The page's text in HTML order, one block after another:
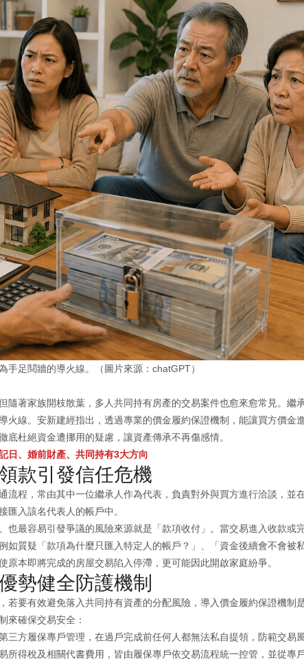
足鬩牆的導火線。（圖片來源：chatGPT）
隨著家族開枝散葉，多人共同持有房產的交易案件也愈來愈常見。繼
火線。安新建經指出，透過專業的價金履約保證機制，能讓買方價金
杜絕資金遭挪用的疑慮，讓資產傳承不再傷感情。
日、婚前財產、共同持有3大方向
款引發信任危機
流程，常由其中一位繼承人作為代表，負責對外與買方進行洽談，並
匯入該名代表人的帳戶中。
也最容易引發爭議的風險來源就是「款項收付」。當交易進入收款或
如質疑「款項為什麼只匯入特定人的帳戶？」、「資金後續會不會被
本即將完成的房屋交易陷入停滯，更可能因此開啟家庭紛爭。
勢健全防護機制
若要有效避免落入共同持有資產的分配風險，導入價金履約保證機制
來確保交易安全：
三方履保專戶管理，在過戶完成前任何人都無法私自提領，防範交易
所得稅及相關代書費用，皆由履保專戶依交易流程統一控管，並從專